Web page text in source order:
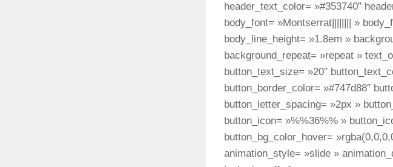
header_text_color= »#353740″
body_font= »Montserrat|||||||| »
body_line_height= »1.8em »
background_repeat= »repeat »
button_text_size= »20″
button_border_color= »#747d88″
button_letter_spacing= »2px »
button_icon= »%%36%% »
button_bg_color_hover=
animation_style= »slide »